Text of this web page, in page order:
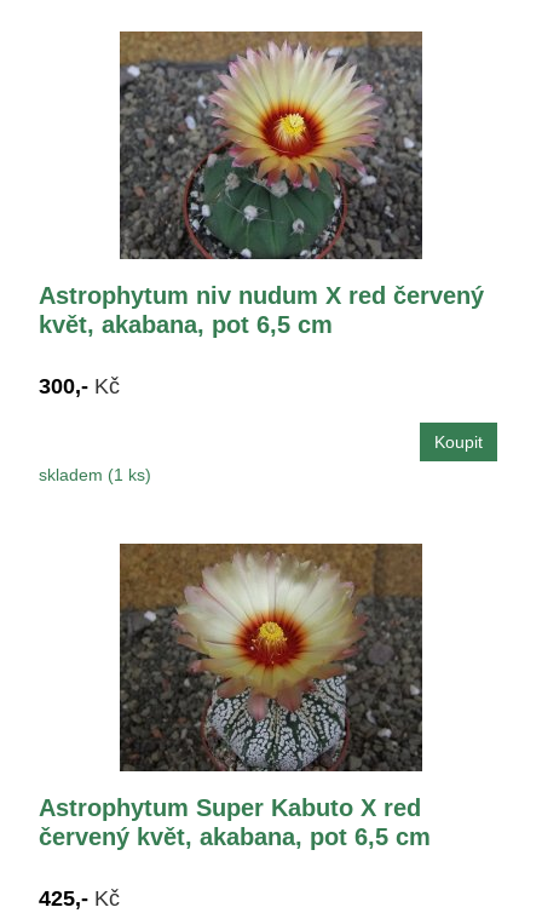
Astrophytum niv nudum X red červený
květ, akabana, pot 6,5 cm
300,- Kč
skladem (1 ks)
Astrophytum Super Kabuto X red
červený květ, akabana, pot 6,5 cm
425,- Kč